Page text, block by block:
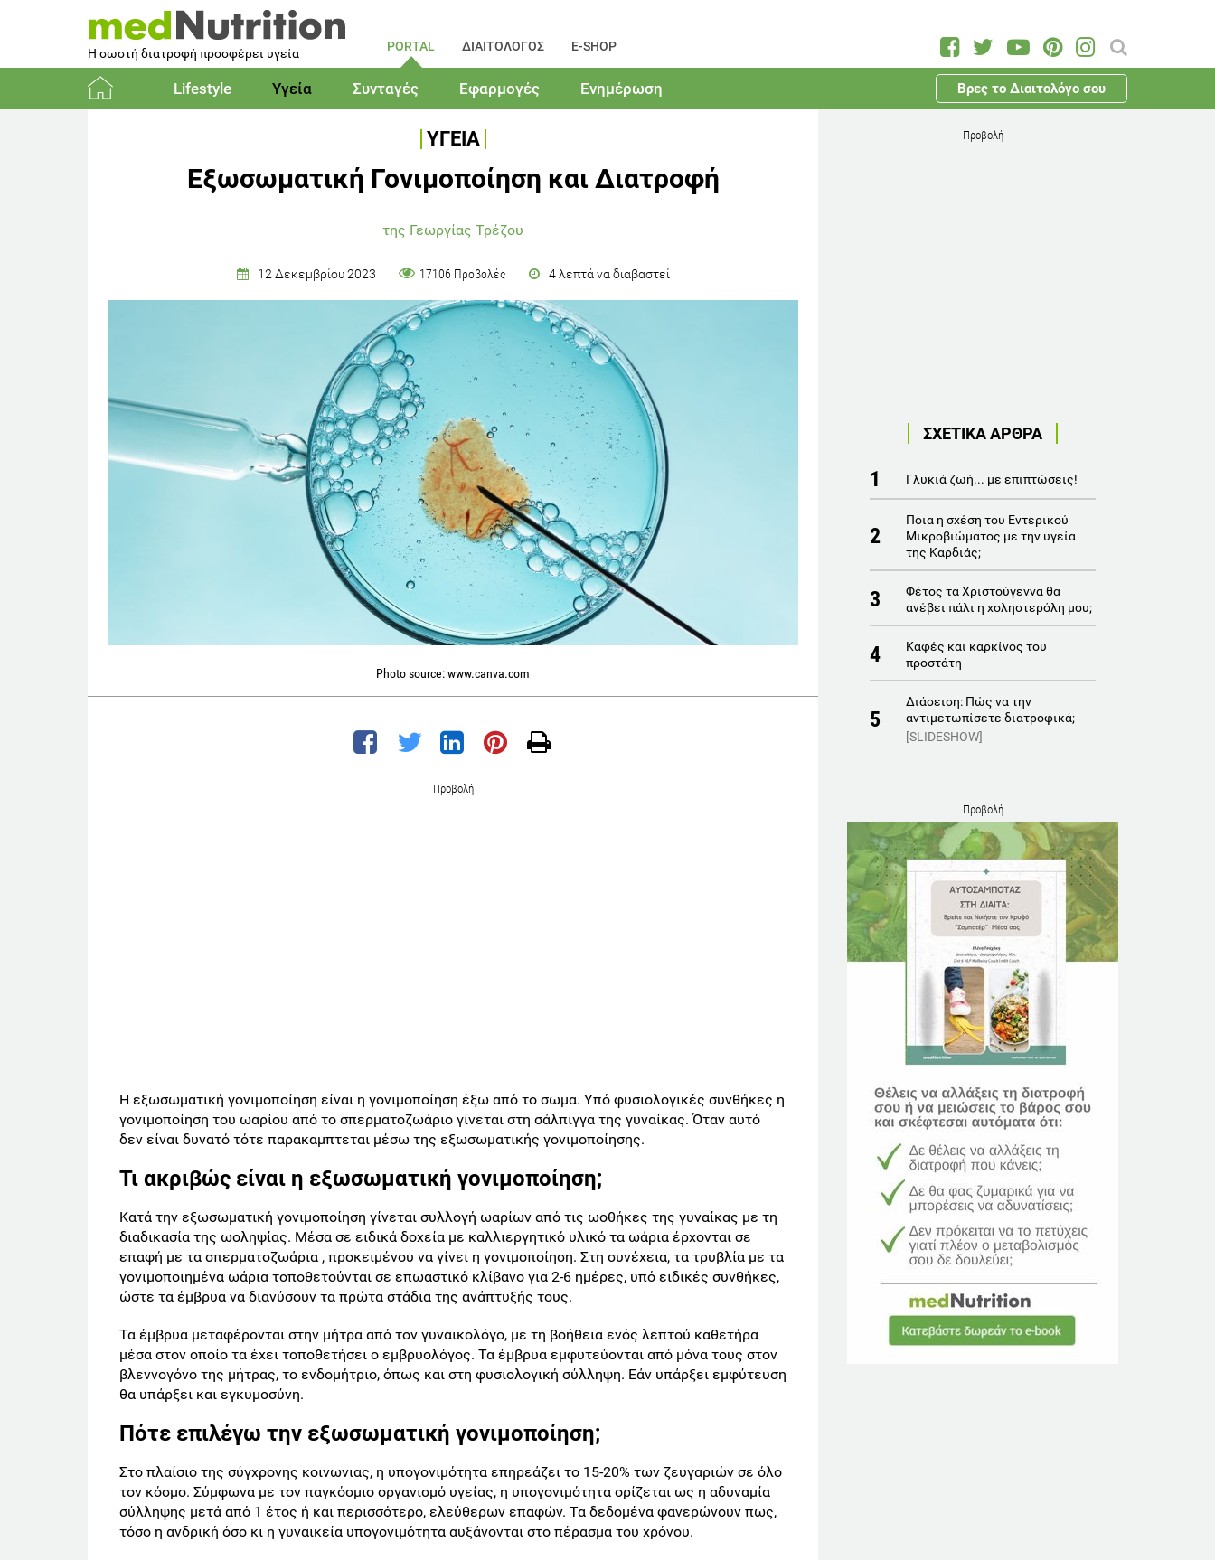
Η σωστή διατροφή προσφέρει υγεία PORTAL ΔΙΑΙΤΟΛΟΓΟΣ E-SHOP
Lifestyle Υγεία Συνταγές Εφαρμογές Ενημέρωση Βρες το Διαιτολόγο σου
ΥΓΕΙΑ
Εξωσωματική Γονιμοποίηση και Διατροφή
της Γεωργίας Τρέζου
12 Δεκεμβρίου 2023 17106 Προβολές 4 λεπτά να διαβαστεί
Photo source: www.canva.com
Προβολή
Η εξωσωματική γονιμοποίηση είναι η γονιμοποίηση έξω από το σωμα. Υπό φυσιολογικές συνθήκες η
γονιμοποίηση του ωαρίου από το σπερματοζωάριο γίνεται στη σάλπιγγα της γυναίκας. Όταν αυτό
δεν είναι δυνατό τότε παρακαμπτεται μέσω της εξωσωματικής γονιμοποίησης.
Τι ακριβώς είναι η εξωσωματική γονιμοποίηση;
Κατά την εξωσωματική γονιμοποίηση γίνεται συλλογή ωαρίων από τις ωοθήκες της γυναίκας με τη
διαδικασία της ωοληψίας. Μέσα σε ειδικά δοχεία με καλλιεργητικό υλικό τα ωάρια έρχονται σε
επαφή με τα σπερματοζωάρια , προκειμένου να γίνει η γονιμοποίηση. Στη συνέχεια, τα τρυβλία με τα
γονιμοποιημένα ωάρια τοποθετούνται σε επωαστικό κλίβανο για 2-6 ημέρες, υπό ειδικές συνθήκες,
ώστε τα έμβρυα να διανύσουν τα πρώτα στάδια της ανάπτυξής τους.
Τα έμβρυα μεταφέρονται στην μήτρα από τον γυναικολόγο, με τη βοήθεια ενός λεπτού καθετήρα
μέσα στον οποίο τα έχει τοποθετήσει ο εμβρυολόγος. Τα έμβρυα εμφυτεύονται από μόνα τους στον
βλεννογόνο της μήτρας, το ενδομήτριο, όπως και στη φυσιολογική σύλληψη. Εάν υπάρξει εμφύτευση
θα υπάρξει και εγκυμοσύνη.
Πότε επιλέγω την εξωσωματική γονιμοποίηση;
Στο πλαίσιο της σύγχρονης κοινωνιας, η υπογονιμότητα επηρεάζει το 15-20% των ζευγαριών σε όλο
τον κόσμο. Σύμφωνα με τον παγκόσμιο οργανισμό υγείας, η υπογονιμότητα ορίζεται ως η αδυναμία
σύλληψης μετά από 1 έτος ή και περισσότερο, ελεύθερων επαφών. Τα δεδομένα φανερώνουν πως,
τόσο η ανδρική όσο κι η γυναικεία υπογονιμότητα αυξάνονται στο πέρασμα του χρόνου.
Προβολή
ΣΧΕΤΙΚΑ ΑΡΘΡΑ
1 Γλυκιά ζωή... με επιπτώσεις!
2
Ποια η σχέση του Εντερικού
Μικροβιώματος με την υγεία
της Καρδιάς;
3
Φέτος τα Χριστούγεννα θα
ανέβει πάλι η χοληστερόλη μου;
4
Καφές και καρκίνος του
προστάτη
5
Διάσειση: Πώς να την
αντιμετωπίσετε διατροφικά;
[SLIDESHOW]
Προβολή